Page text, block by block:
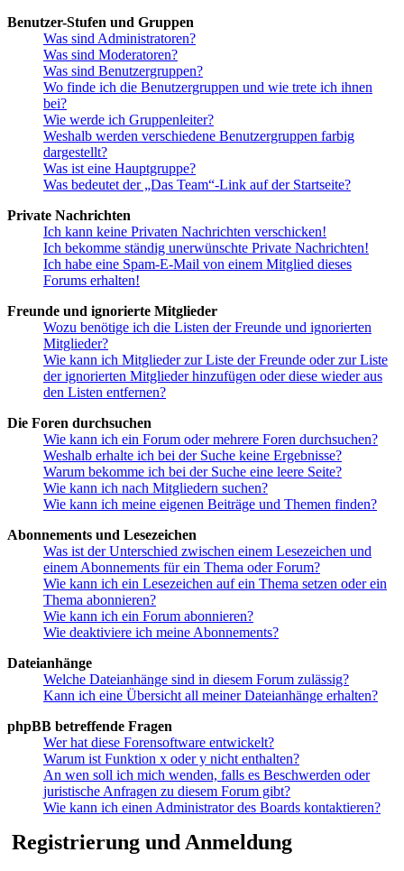
Benutzer-Stufen und Gruppen
Was sind Administratoren?
Was sind Moderatoren?
Was sind Benutzergruppen?
Wo finde ich die Benutzergruppen und wie trete ich ihnen
bei?
Wie werde ich Gruppenleiter?
Weshalb werden verschiedene Benutzergruppen farbig
dargestellt?
Was ist eine Hauptgruppe?
Was bedeutet der „Das Team“-Link auf der Startseite?
Private Nachrichten
Ich kann keine Privaten Nachrichten verschicken!
Ich bekomme ständig unerwünschte Private Nachrichten!
Ich habe eine Spam-E-Mail von einem Mitglied dieses
Forums erhalten!
Freunde und ignorierte Mitglieder
Wozu benötige ich die Listen der Freunde und ignorierten
Mitglieder?
Wie kann ich Mitglieder zur Liste der Freunde oder zur Liste
der ignorierten Mitglieder hinzufügen oder diese wieder aus
den Listen entfernen?
Die Foren durchsuchen
Wie kann ich ein Forum oder mehrere Foren durchsuchen?
Weshalb erhalte ich bei der Suche keine Ergebnisse?
Warum bekomme ich bei der Suche eine leere Seite?
Wie kann ich nach Mitgliedern suchen?
Wie kann ich meine eigenen Beiträge und Themen finden?
Abonnements und Lesezeichen
Was ist der Unterschied zwischen einem Lesezeichen und
einem Abonnements für ein Thema oder Forum?
Wie kann ich ein Lesezeichen auf ein Thema setzen oder ein
Thema abonnieren?
Wie kann ich ein Forum abonnieren?
Wie deaktiviere ich meine Abonnements?
Dateianhänge
Welche Dateianhänge sind in diesem Forum zulässig?
Kann ich eine Übersicht all meiner Dateianhänge erhalten?
phpBB betreffende Fragen
Wer hat diese Forensoftware entwickelt?
Warum ist Funktion x oder y nicht enthalten?
An wen soll ich mich wenden, falls es Beschwerden oder
juristische Anfragen zu diesem Forum gibt?
Wie kann ich einen Administrator des Boards kontaktieren?
Registrierung und Anmeldung